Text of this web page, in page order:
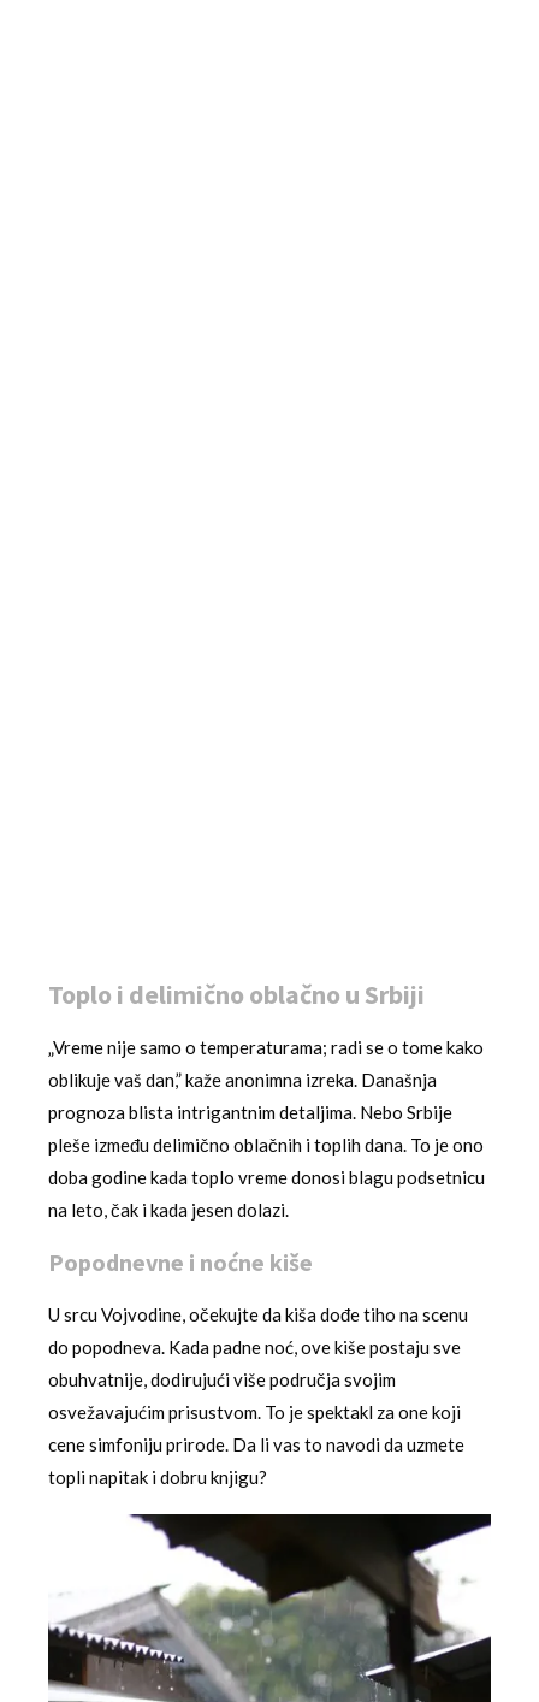
Toplo i delimično oblačno u Srbiji
„Vreme nije samo o temperaturama; radi se o tome kako
oblikuje vaš dan,” kaže anonimna izreka. Današnja
prognoza blista intrigantnim detaljima. Nebo Srbije
pleše između delimično oblačnih i toplih dana. To je ono
doba godine kada toplo vreme donosi blagu podsetnicu
na leto, čak i kada jesen dolazi.
Popodnevne i noćne kiše
U srcu Vojvodine, očekujte da kiša dođe tiho na scenu
do popodneva. Kada padne noć, ove kiše postaju sve
obuhvatnije, dodirujući više područja svojim
osvežavajućim prisustvom. To je spektakl za one koji
cene simfoniju prirode. Da li vas to navodi da uzmete
topli napitak i dobru knjigu?